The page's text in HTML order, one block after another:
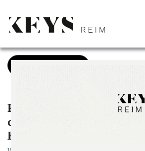
to
content
Participation dans
d’exploitation de
Kitch
18/06/2020
Please see our privacy policy for details and